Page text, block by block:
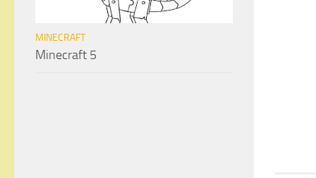
MINECRAFT
Minecraft 5